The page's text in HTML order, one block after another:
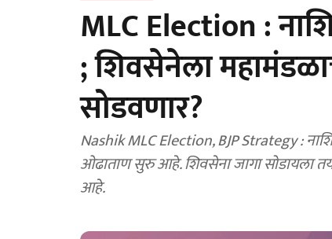
MLC Election :
; शिवसेनेला
सोडवणार?
Nashik MLC Election, BJP Strategy :
ओढाताण सुरु आहे. शिवसेना जागा सोडायला
आहे.